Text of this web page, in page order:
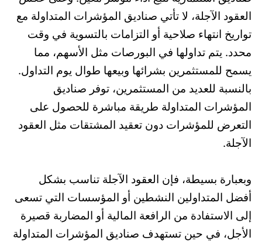
العقود الآجلة، لا تأتي صناديق المؤشرات المتداولة مع
تواريخ انتهاء صلاحية أو التزامات بالتسوية في وقت
محدد. يتم تداولها في البورصات مثل الأسهم، مما
يسمح للمستثمرين بشرائها وبيعها طوال يوم التداول.
بالنسبة للعديد من المستثمرين، توفر صناديق
المؤشرات المتداولة طريقة مباشرة للحصول على
التعرض للمؤشرات دون تعقيد المشتقات مثل العقود
الآجلة.
وبعبارة بسيطة، فإن العقود الآجلة تناسب بشكل
أفضل المتداولين النشطين أو المؤسسات التي تسعى
إلى الاستفادة من الرافعة المالية أو المضاربة قصيرة
الأجل، في حين تستهدف صناديق المؤشرات المتداولة